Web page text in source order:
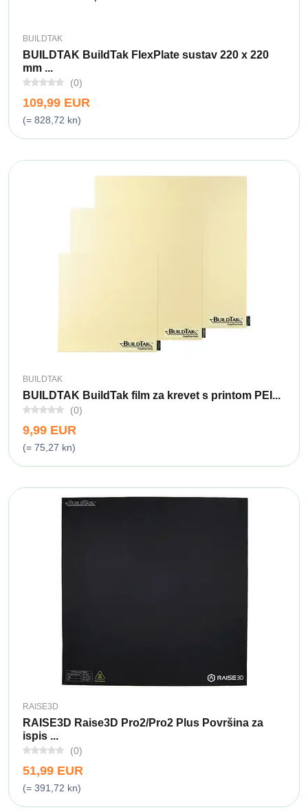
BUILDTAK
BUILDTAK BuildTak FlexPlate sustav 220 x 220
mm ...
(0)
109,99 EUR
(= 828,72 kn)
BUILDTAK
BUILDTAK BuildTak film za krevet s printom PEI...
(0)
9,99 EUR
(= 75,27 kn)
RAISE3D
RAISE3D Raise3D Pro2/Pro2 Plus Površina za
ispis ...
(0)
51,99 EUR
(= 391,72 kn)